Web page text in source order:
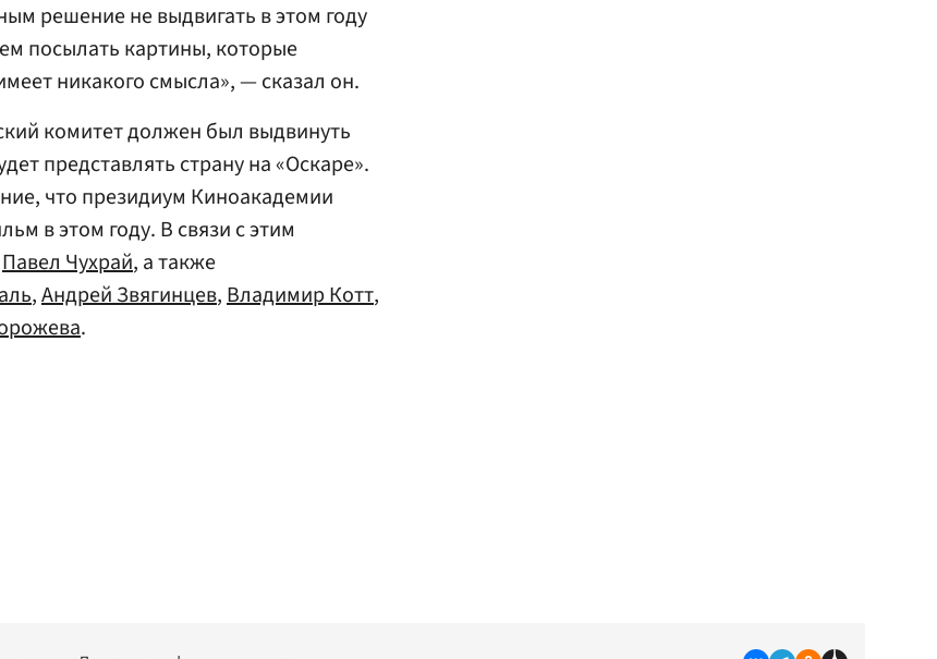
решение не выдвигать в этом году
посылать картины, которые
никакого смысла», — сказал он.
комитет должен был выдвинуть
представлять страну на «Оскаре».
что президиум Киноакадемии
в этом году. В связи с этим
Павел Чухрай, а также
,Андрей Звягинцев,Владимир Котт,
.